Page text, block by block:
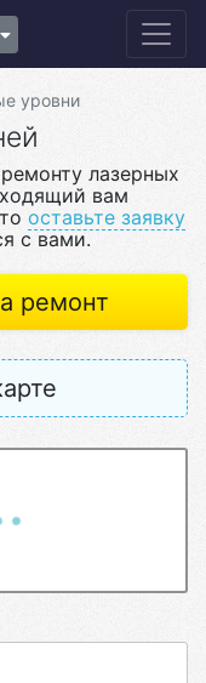
уровни
лазерных
вам
оставьте заявку
с вами.
ремонт